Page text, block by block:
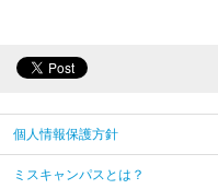
個人情報保護方針
ミスキャンパスとは？